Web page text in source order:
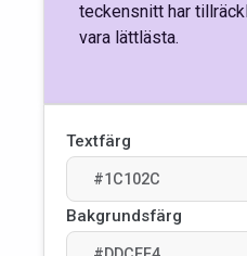
Textfärg
Bakgrundsfärg
teckensnitt har
vara lättlästa.